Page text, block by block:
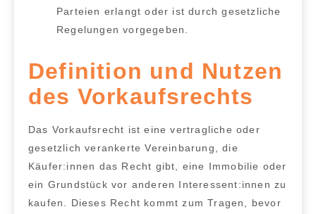
Parteien erlangt oder ist durch gesetzliche
Regelungen vorgegeben.
Definition und Nutzen
des Vorkaufsrechts
Das Vorkaufsrecht ist einevertragliche oder
gesetzlich verankerte Vereinbarung, die
Käufer:innen das Recht gibt, eine Immobilie oder
ein Grundstück vor anderen Interessent:innen zu
kaufen.
Dieses Recht kommt zum Tragen, bevor